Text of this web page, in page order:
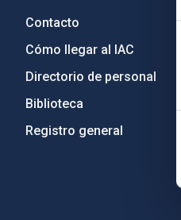
Contacto
Cómo llegar al IAC
Directorio de personal
Biblioteca
Registro general